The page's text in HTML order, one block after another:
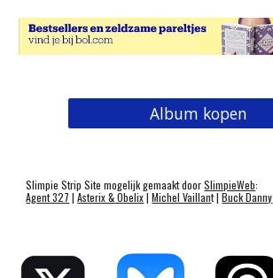
Album kopen
Slimpie Strip Site mogelijk gemaakt doorSlimpieWeb:
Agent 327 |Asterix & Obelix|Michel Vaillant |Buck Danny